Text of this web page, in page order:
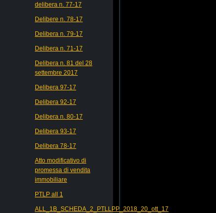
delibera n. 77-17
Delibere n. 78-17
Delibera n. 79-17
Delibera n. 71-17
Delibera n. 81 del 28
settembre 2017
Delibera 97-17
Delibera 92-17
Delibera n. 80-17
Delibera 93-17
Delibera 78-17
Atto modificativo di
promessa di vendita
immobiliare
PTLP all 1
ALL_1B_SCHEDA_2_PTLLPP_2018_20_ott_17